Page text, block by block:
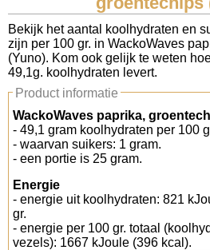
Koolhydraten tellen
Links
Bekijk het aantal koolhydraten en
zijn per 100 gr. in WackoWaves
(Yuno). Kom ook gelijk te weten
49,1g. koolhydraten levert.
Product informatie
WackoWaves paprika,
- 49,1 gram koolhydraten per 100
- waarvan suikers: 1 gram.
- een portie is 25 gram.
Energie
- energie uit koolhydraten: 821
gr.
- energie per 100 gr. totaal
vezels): 1667 kJoule (396 kcal).